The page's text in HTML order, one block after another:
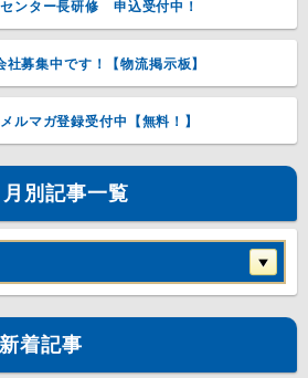
ンター長研修 申込受付中！
社募集中です！【物流掲示板】
ルマガ登録受付中【無料！】
別記事一覧
着記事